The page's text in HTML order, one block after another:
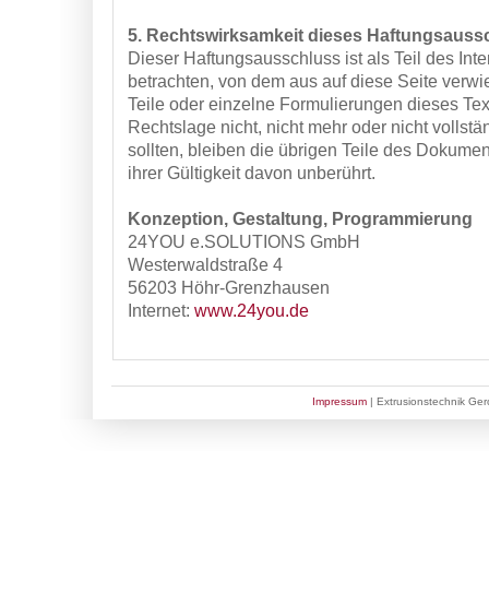
5. Rechtswirksamkeit dieses
Dieser Haftungsausschluss ist als Teil des
betrachten, von dem aus auf diese Seite
Teile oder einzelne Formulierungen dieses
Rechtslage nicht, nicht mehr oder nicht
sollten, bleiben die übrigen Teile des
ihrer Gültigkeit davon unberührt.
Konzeption, Gestaltung, Programmierung
24YOU e.SOLUTIONS GmbH
Westerwaldstraße 4
56203 Höhr-Grenzhausen
Internet: www.24you.de
Impressum| Extrusionstechnik